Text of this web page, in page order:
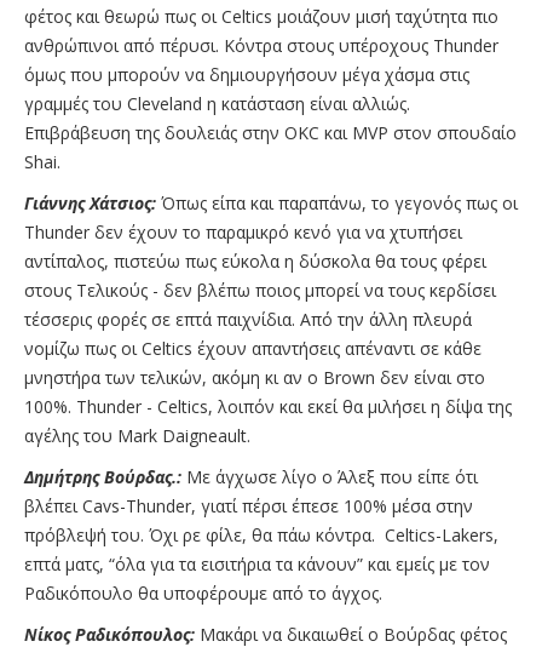
φέτος και θεωρώ πως οι Celtics μοιάζουν μισή ταχύτητα πιο
ανθρώπινοι από πέρυσι. Κόντρα στους υπέροχους Thunder
όμως που μπορούν να δημιουργήσουν μέγα χάσμα στις
γραμμές του Cleveland η κατάσταση είναι αλλιώς.
Επιβράβευση της δουλειάς στην OKC και MVP στον σπουδαίο
Shai.
Γιάννης Χάτσιος: Όπως είπα και παραπάνω, το γεγονός πως οι
Thunder δεν έχουν το παραμικρό κενό για να χτυπήσει
αντίπαλος, πιστεύω πως εύκολα η δύσκολα θα τους φέρει
στους Tελικούς - δεν βλέπω ποιος μπορεί να τους κερδίσει
τέσσερις φορές σε επτά παιχνίδια. Από την άλλη πλευρά
νομίζω πως οι Celtics έχουν απαντήσεις απέναντι σε κάθε
μνηστήρα των τελικών, ακόμη κι αν ο Brown δεν είναι στο
100%. Thunder - Celtics, λοιπόν και εκεί θα μιλήσει η δίψα της
αγέλης του Mark Daigneault.
Δημήτρης Βούρδας.: Με άγχωσε λίγο ο Άλεξ που είπε ότι
βλέπει Cavs-Thunder, γιατί πέρσι έπεσε 100% μέσα στην
πρόβλεψή του. Όχι ρε φίλε, θα πάω κόντρα. Celtics-Lakers,
επτά ματς, “όλα για τα εισιτήρια τα κάνουν” και εμείς με τον
Ραδικόπουλο θα υποφέρουμε από το άγχος.
Νίκος Ραδικόπουλος: Μακάρι να δικαιωθεί ο Βούρδας φέτος